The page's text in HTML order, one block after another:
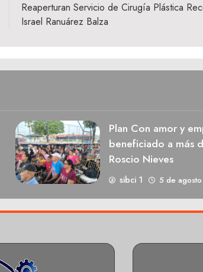
Reaperturan Servicio de Cirugía Plástica
Israel Ranuárez Balza
Plan Con amor y
beneficiado a más
Roscio Nieves
sibci 1 5 de